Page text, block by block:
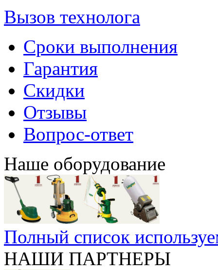
Вызов технолога
Сроки выполнения
Гарантия
Скидки
Отзывы
Вопрос-ответ
Наше оборудование
Полный список
НАШИ ПАРТНЕРЫ